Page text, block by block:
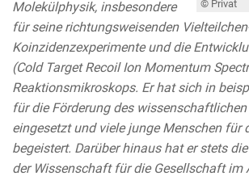
© Privat
Molekülphysik, insbesondere
für seine richtungsweisenden
Koinzidenzexperimente und die
(Cold Target Recoil Ion Momentum
Reaktionsmikroskops. Er hat sich in
für die Förderung des
eingesetzt und viele junge Menschen für
begeistert. Darüber hinaus hat er stets
der Wissenschaft für die Gesellschaft im